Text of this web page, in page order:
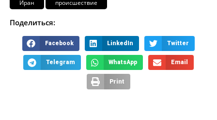
Иран происшествие
Поделиться:
Facebook LinkedIn Twitter
Telegram WhatsApp Email
Print